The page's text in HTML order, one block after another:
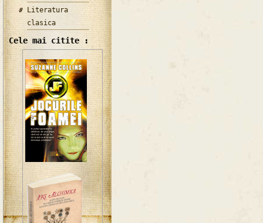
Literatura
clasica
Cele mai citite :